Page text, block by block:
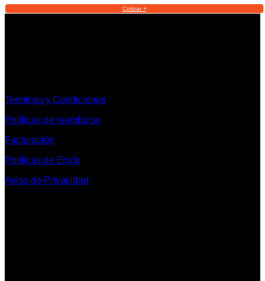
Cotizar +
Terminos y Condiciones
Políticas de reembolso
Facturación
Políticas de Envío
Aviso de Privacidad